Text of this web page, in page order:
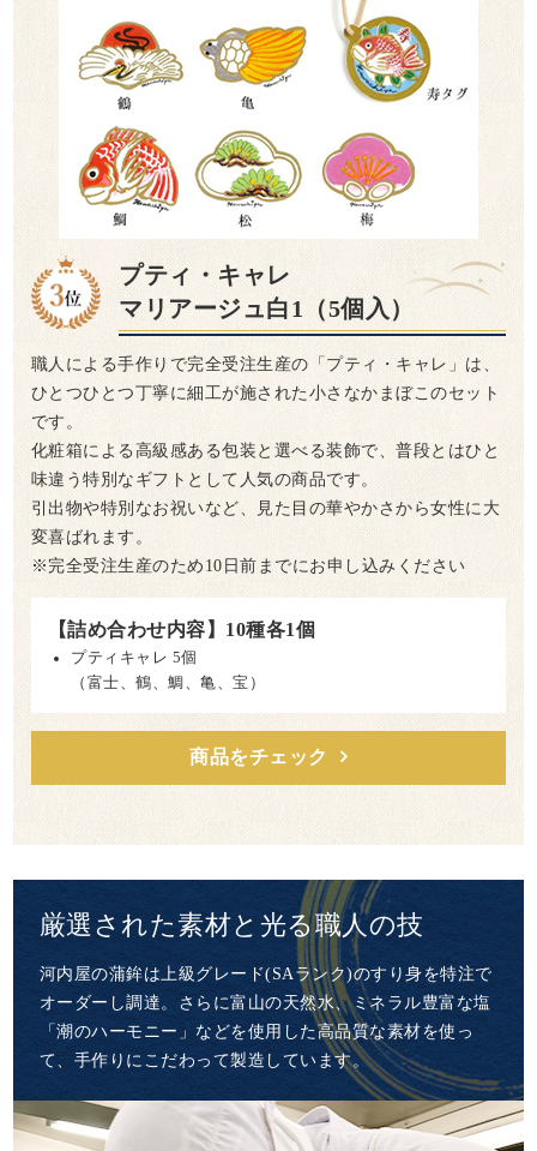
プティ・キャレ
マリアージュ白1（5個入）
職人による手作りで完全受注生産の「プティ・キャレ」は、
ひとつひとつ丁寧に細工が施された小さなかまぼこのセット
です。
化粧箱による高級感ある包装と選べる装飾で、普段とはひと
味違う特別なギフトとして人気の商品です。
引出物や特別なお祝いなど、見た目の華やかさから女性に大
変喜ばれます。
※完全受注生産のため10日前までにお申し込みください
【詰め合わせ内容】10種各1個
プティキャレ 5個
（富士、鶴、鯛、亀、宝）
商品をチェック
厳選された素材と 光る職人の技
河内屋の蒲鉾は上級グレード(SAランク)のすり身を特注で
オーダーし調達。さらに富山の天然水、ミネラル豊富な塩
「潮のハーモニー」などを使用した高品質な素材を使っ
て、手作りにこだわって製造しています。